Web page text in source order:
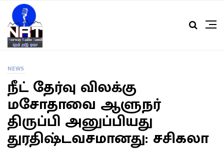
NEWS
நீட் தேர்வு விலக்கு
மசோதாவை ஆளுநர்
திருப்பி அனுப்பியது
துரதிஷ்டவசமானது: சசிகலா